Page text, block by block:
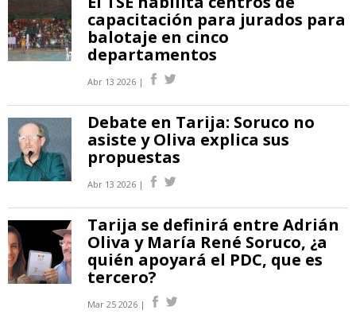
capacitación para jurados para
balotaje en cinco
departamentos
Abr 13 2026 |
Debate en Tarija: Soruco no
asiste y Oliva explica sus
propuestas
Abr 13 2026 |
Tarija se definirá entre Adrián
Oliva y María René Soruco, ¿a
quién apoyará el PDC, que es
tercero?
Mar 25 2026 |